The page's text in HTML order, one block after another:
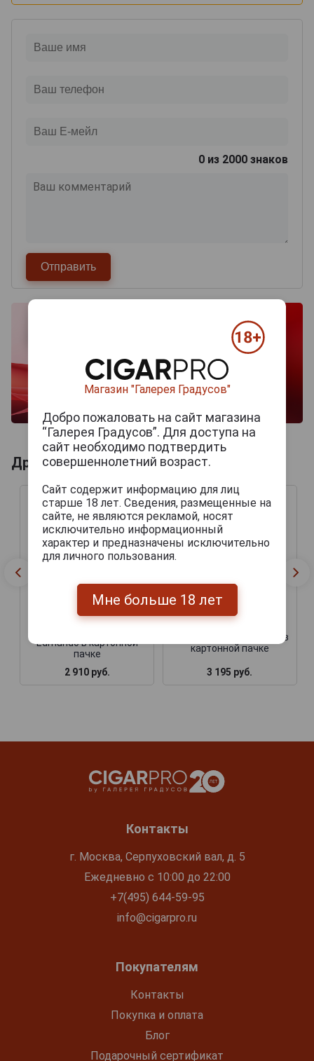
0 из 2000 знаков
Другие продукты бренда MONTECRISTO
Edmundo в картонной
пачке
2 910 руб.
Сигары Montecristo №2 в
картонной пачке
3 195 руб.
Контакты
г. Москва, Серпуховский вал, д. 5
Ежедневно с 10:00 до 22:00
+7(495) 644-59-95
info@cigarpro.ru
Покупателям
Контакты
Покупка и оплата
Блог
Подарочный сертификат
Магазин "Галерея Градусов"
Добро пожаловать на сайт магазина
“Галерея Градусов”. Для доступа на
сайт необходимо подтвердить
совершеннолетний возраст.
Сайт содержит информацию для лиц
старше 18 лет. Сведения, размещенные на
сайте, не являются рекламой, носят
исключительно информационный
характер и предназначены исключительно
для личного пользования.
Мне больше 18 лет